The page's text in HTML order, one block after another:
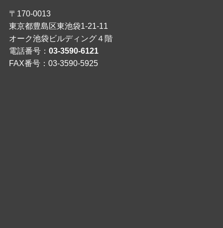
〒170-0013
東京都豊島区東池袋1-21-11
オーク池袋ビルディング４階
電話番号： 03-3590-6121
FAX番号：03-3590-5925